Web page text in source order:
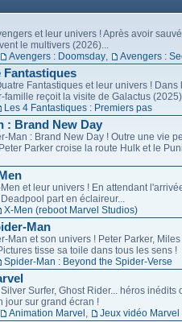
et leur univers ! Après avoir
le multivers (2026)...
Avengers : Doomsday Avengers :
Fantastiques
Fantastiques et leur univers ! Dans
famille reçoit la visite de Galactus
Les 4 Fantastiques : Premiers pas
: Brand New Day
Man : Brand New Day ! Outre une vie
Parker croise la route Hulk et le
et leur univers ! En attendant
part en éclaireur...
X-Men (reboot Marvel Studios)
Man
Man et son univers ! Peter Parker,
tisse sa toile dans tous les sens !
Spider-Man : Beyond the Spider-Verse
Surfer, Ghost Rider... héros inédits
jour sur grand écran !
Animation Marvel Jeux vidéo Marvel